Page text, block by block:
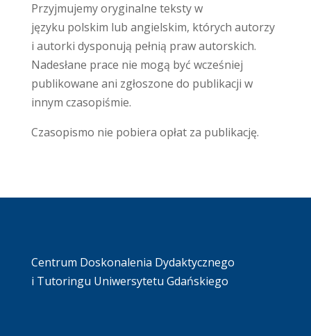
Przyjmujemy oryginalne teksty w
języku polskim lub angielskim, których autorzy
i autorki dysponują pełnią praw autorskich.
Nadesłane prace nie mogą być wcześniej
publikowane ani zgłoszone do publikacji w
innym czasopiśmie.
Czasopismo nie pobiera opłat za publikację.
Centrum Doskonalenia Dydaktycznego
i Tutoringu Uniwersytetu Gdańskiego